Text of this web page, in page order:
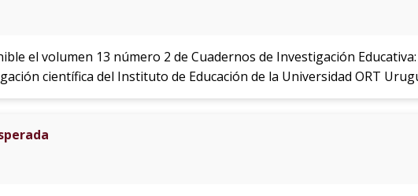
el volumen 13 número 2 de Cuadernos de Investigación
científica del Instituto de Educación de la Universidad ORT